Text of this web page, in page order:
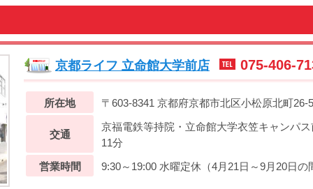
京都ライフ 立命館大学前店 075-406-
所在地 〒603-8341 京都府京都市北区小松原北町26-
交通
京福電鉄等持院・立命館大学衣笠キャンパ
11分
営業時間
9:30～19:00 水曜定休（4月21日～9月20日の